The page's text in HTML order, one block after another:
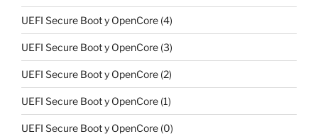
UEFI Secure Boot y OpenCore (4)
UEFI Secure Boot y OpenCore (3)
UEFI Secure Boot y OpenCore (2)
UEFI Secure Boot y OpenCore (1)
UEFI Secure Boot y OpenCore (0)